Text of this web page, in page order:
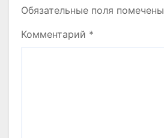
Обязательные поля помечены
Комментарий *